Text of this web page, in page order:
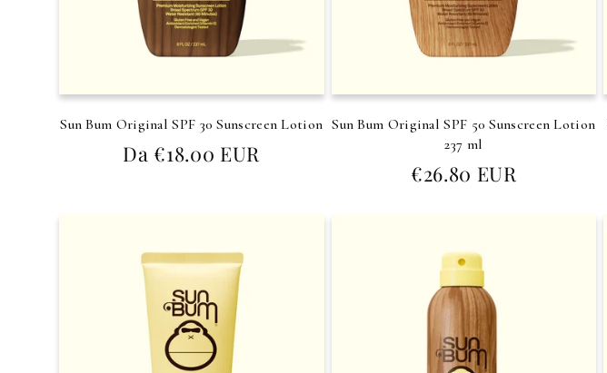
Sun Bum Original SPF 30 Sunscreen Lotion
Prezzo
di
Da €18.00 EUR
Sun Bum Original SPF 50 Sunscreen Lotion
237 ml
Prezzo
di
€26.80 EUR